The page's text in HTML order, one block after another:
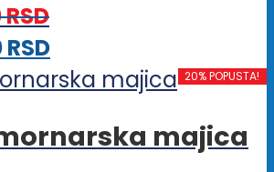
na
stranici
proizvoda.
RSD
RSDOvaj
proizvod
više
20% POPUSTA!
majica